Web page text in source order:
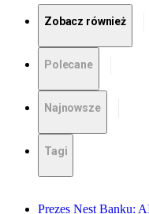
Zobacz również
Polecane
Najnowsze
Tagi
Prezes Nest Banku: